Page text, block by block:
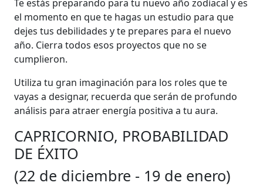
Te estás preparando para tu nuevo año zodiacal y es
el momento en que te hagas un estudio para que
dejes tus debilidades y te prepares para el nuevo
año. Cierra todos esos proyectos que no se
cumplieron.
Utiliza tu gran imaginación para los roles que te
vayas a designar, recuerda que serán de profundo
análisis para atraer energía positiva a tu aura.
CAPRICORNIO, PROBABILIDAD
DE ÉXITO
(22 de diciembre - 19 de enero)